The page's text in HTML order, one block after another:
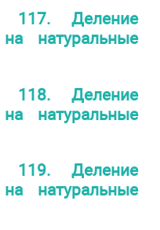
117. Деление
натуральные
118. Деление
натуральные
119. Деление
натуральные